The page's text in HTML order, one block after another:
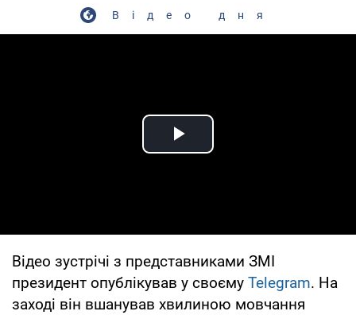
Відео дня
Play Video
Відео зустрічі з представниками ЗМІ
президент опублікував у своєму Telegram. На
заході він вшанував хвилиною мовчання